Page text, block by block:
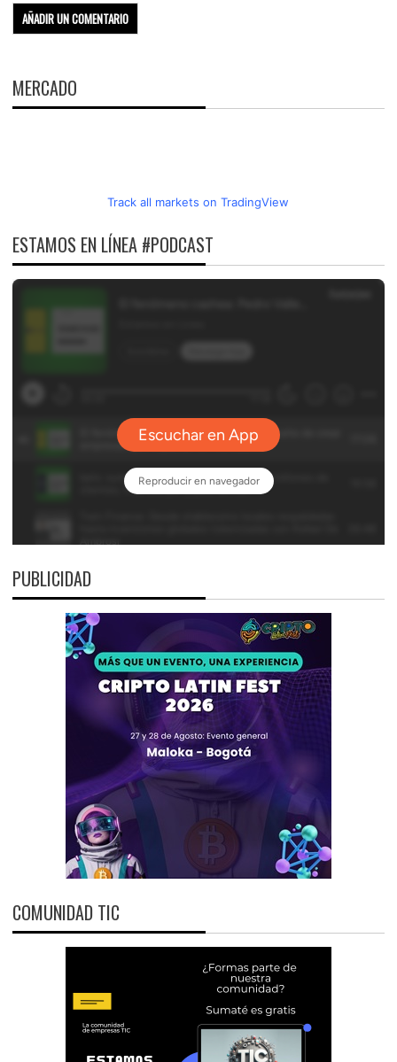
MERCADO
Track all markets on TradingView
ESTAMOS EN LÍNEA #PODCAST
PUBLICIDAD
COMUNIDAD TIC